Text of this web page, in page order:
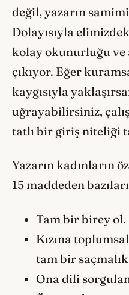
değil, yazarın
Dolayısıyla
kolay okunurluğu ve
çıkıyor. Eğer
kaygısıyla
uğrayabilirsiniz,
tatlı bir giriş niteliği
Yazarın kadınların
15 maddeden
Tam bir birey ol.
Kızına
tam bir
Ona dili